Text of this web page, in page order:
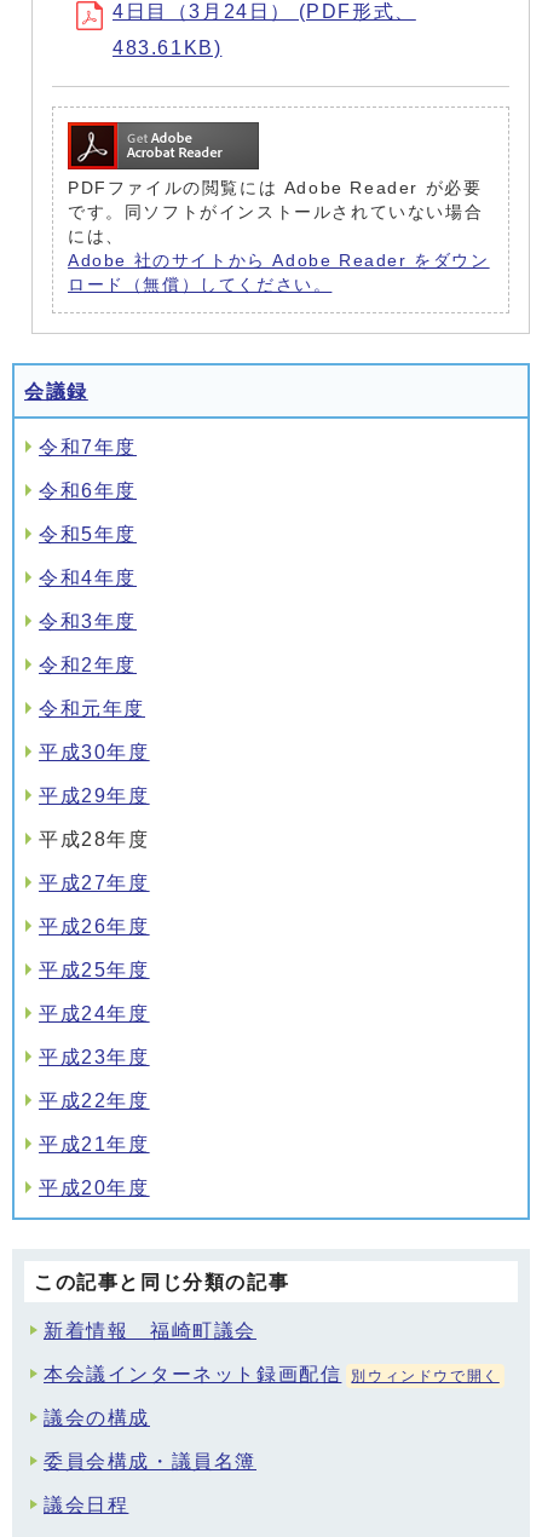
4日目（3月24日） (PDF形式、
483.61KB)
PDFファイルの閲覧には Adobe Reader が必要
です。同ソフトがインストールされていない場合
には、
Adobe 社のサイトから Adobe Reader をダウン
ロード（無償）してください。
会議録
令和7年度
令和6年度
令和5年度
令和4年度
令和3年度
令和2年度
令和元年度
平成30年度
平成29年度
平成28年度
平成27年度
平成26年度
平成25年度
平成24年度
平成23年度
平成22年度
平成21年度
平成20年度
この記事と同じ分類の記事
新着情報 福崎町議会
本会議インターネット録画配信 別ウィンドウで開く
議会の構成
委員会構成・議員名簿
議会日程